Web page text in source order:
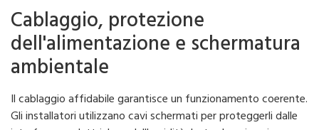
Cablaggio, protezione
dell'alimentazione e schermatura
ambientale
Il cablaggio affidabile garantisce un funzionamento coerente.
Gli installatori utilizzano cavi schermati per proteggerli dalle